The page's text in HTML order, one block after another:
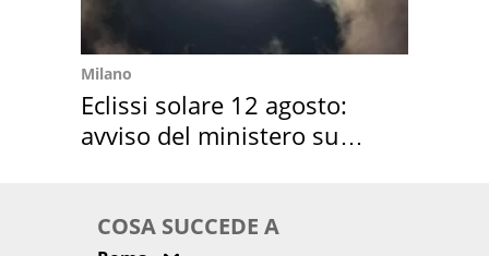
Milano
Eclissi solare 12 agosto:
avviso del ministero su